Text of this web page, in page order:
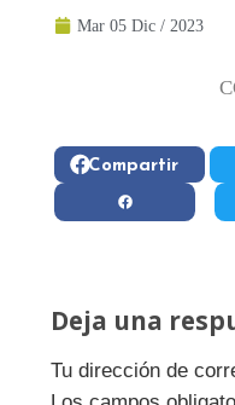
Mar 05 Dic / 2023
Compartir
Deja una
Tu dirección de